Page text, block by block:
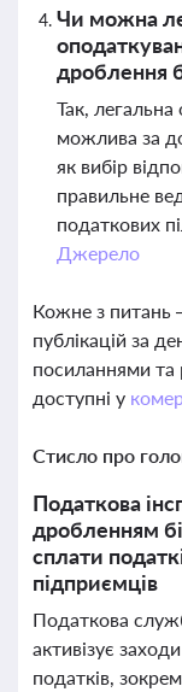
Чи можна
дроблення
Так, легальна
можлива за
як вибір
правильне
податкових
Джерело
Кожне з питань
публікацій за
посиланнями та
доступні у
Стисло про
Податкова
дробленням
сплати
підприємців
Податкова
активізує
податків,